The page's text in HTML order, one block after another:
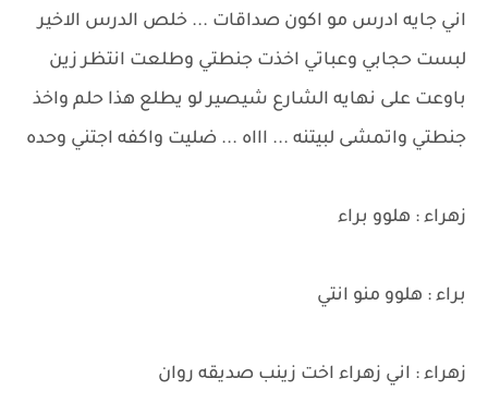
اني جايه ادرس مو اكون صداقات ... خلص الدرس الاخير
لبست حجابي وعباتي اخذت جنطتي وطلعت انتظر زين
باوعت على نهايه الشارع شيصير لو يطلع هذا حلم واخذ
جنطتي واتمشى لبيتنه ... اااه ... ضليت واكفه اجتني وحده
زهراء : هلوو براء
براء : هلوو منو انتي
زهراء : اني زهراء اخت زينب صديقه روان